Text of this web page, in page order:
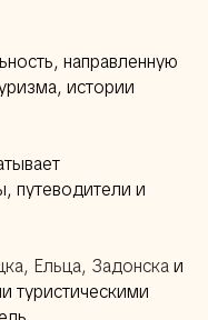
направленную
истории
путеводители и
Ельца, Задонскаи
туристическими